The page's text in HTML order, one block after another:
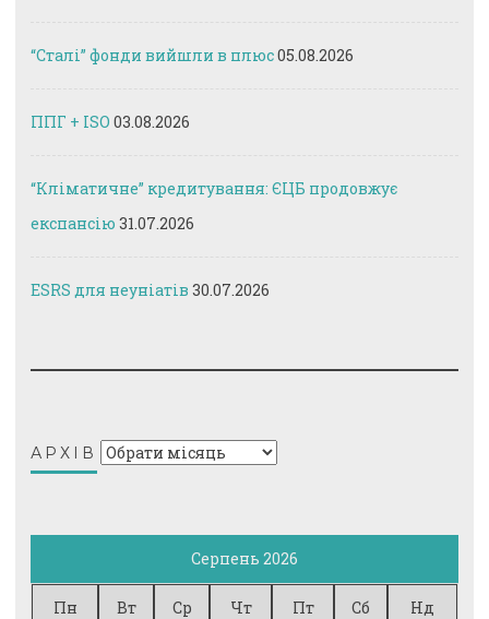
“Сталі” фонди вийшли в плюс05.08.2026
ППГ + ISO 03.08.2026
“Кліматичне” кредитування: ЄЦБ продовжує
експансію 31.07.2026
ESRS для неуніатів 30.07.2026
АРХІВ Архів
Серпень 2026
Пн Вт Ср Чт Пт Сб Нд